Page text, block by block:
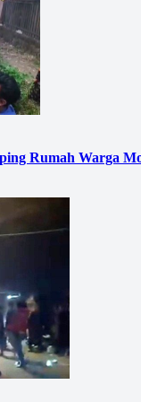
Rumah Warga